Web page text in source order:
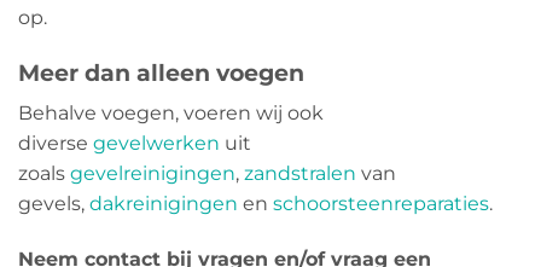
op.
Meer dan alleen voegen
Behalve voegen, voeren wij ook
diverse gevelwerken uit
zoals gevelreinigingen, zandstralen van
gevels, dakreinigingen en schoorsteenreparaties.
Neem contact bij vragen en/of vraag een